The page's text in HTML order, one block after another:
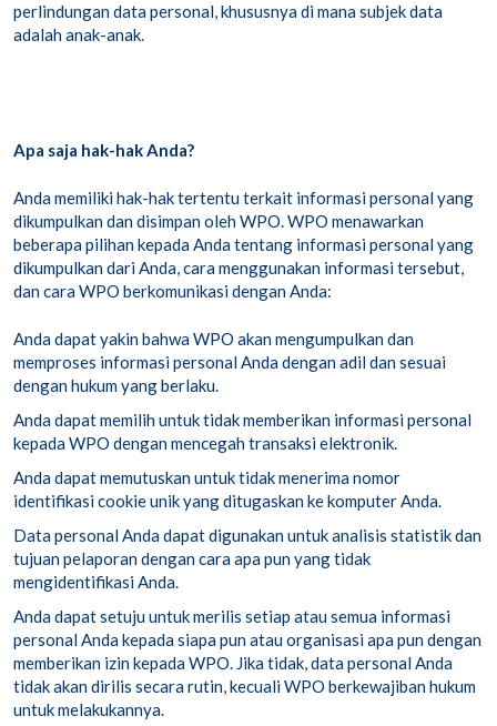
perlindungan data personal, khususnya di mana subjek data
adalah anak-anak.
Apa saja hak-hak Anda?
Anda memiliki hak-hak tertentu terkait informasi personal yang
dikumpulkan dan disimpan oleh WPO. WPO menawarkan
beberapa pilihan kepada Anda tentang informasi personal yang
dikumpulkan dari Anda, cara menggunakan informasi tersebut,
dan cara WPO berkomunikasi dengan Anda:
Anda dapat yakin bahwa WPO akan mengumpulkan dan
memproses informasi personal Anda dengan adil dan sesuai
dengan hukum yang berlaku.
Anda dapat memilih untuk tidak memberikan informasi personal
kepada WPO dengan mencegah transaksi elektronik.
Anda dapat memutuskan untuk tidak menerima nomor
identifikasi cookie unik yang ditugaskan ke komputer Anda.
Data personal Anda dapat digunakan untuk analisis statistik dan
tujuan pelaporan dengan cara apa pun yang tidak
mengidentifikasi Anda.
Anda dapat setuju untuk merilis setiap atau semua informasi
personal Anda kepada siapa pun atau organisasi apa pun dengan
memberikan izin kepada WPO. Jika tidak, data personal Anda
tidak akan dirilis secara rutin, kecuali WPO berkewajiban hukum
untuk melakukannya.